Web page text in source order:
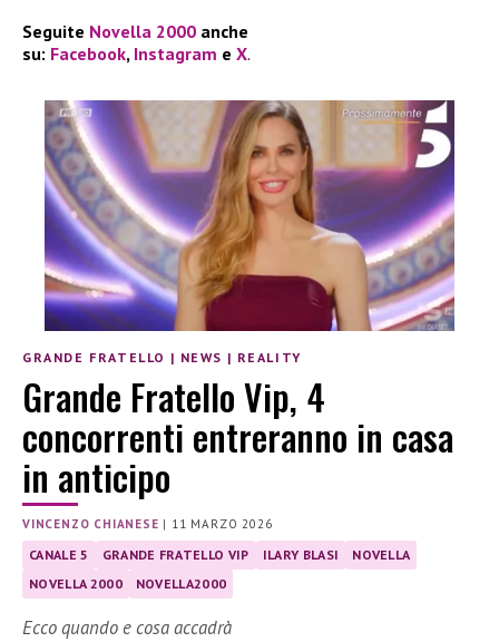
Seguite Novella 2000 anche
su: Facebook, Instagram e X.
GRANDE FRATELLO | NEWS | REALITY
Grande Fratello Vip, 4
concorrenti entreranno in casa
in anticipo
VINCENZO CHIANESE | 11 MARZO 2026
CANALE 5 GRANDE FRATELLO VIP ILARY BLASI
NOVELLA
NOVELLA 2000
NOVELLA2000
Ecco quando e cosa accadrà